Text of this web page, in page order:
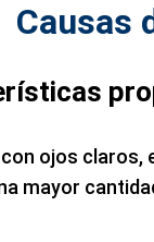
Causas
ojos
mayor